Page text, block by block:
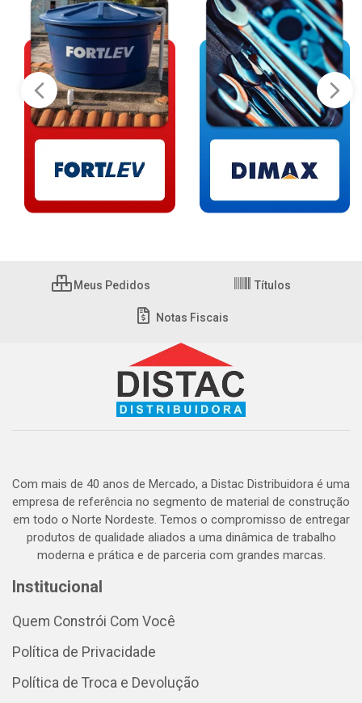
Meus Pedidos Títulos
Notas Fiscais
Com mais de 40 anos de Mercado, a Distac Distribuidora é uma
empresa de referência no segmento de material de construção
em todo o Norte Nordeste. Temos o compromisso de entregar
produtos de qualidade aliados a uma dinâmica de trabalho
moderna e prática e de parceria com grandes marcas.
Institucional
Quem Constrói Com Você
Política de Privacidade
Política de Troca e Devolução